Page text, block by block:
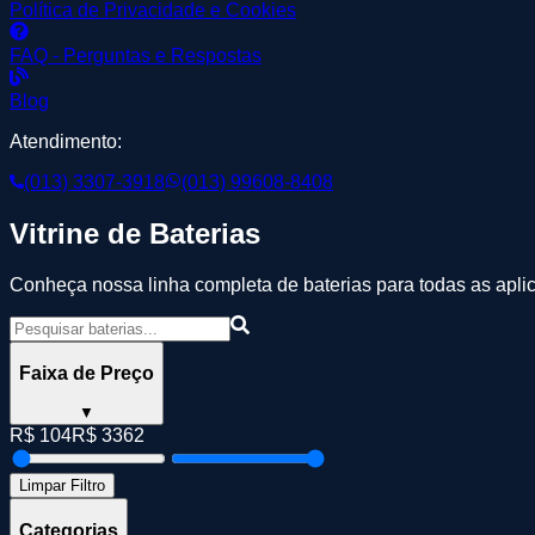
Política de Privacidade e Cookies
FAQ - Perguntas e Respostas
Blog
Atendimento:
(013) 3307-3918
(013) 99608-8408
Vitrine de Baterias
Conheça nossa linha completa de baterias para todas as
Faixa de Preço
▼
R$ 104R$ 3362
Limpar Filtro
Categorias